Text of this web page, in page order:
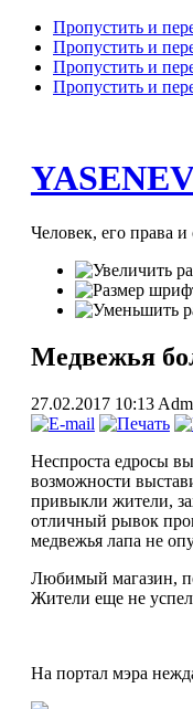
Пропустить и
Пропустить и
Пропустить и
Пропустить и
Человек, его права
Медвежья
27.02.2017 10:13
Неспроста едросы
возможности
привыкли жители,
отличный рывок
медвежья лапа не
Любимый магазин,
Жители еще не
На портал мэра